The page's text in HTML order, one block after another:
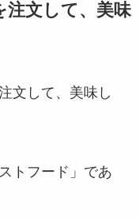
注文して、美味
文して、美味し
トフード」であ